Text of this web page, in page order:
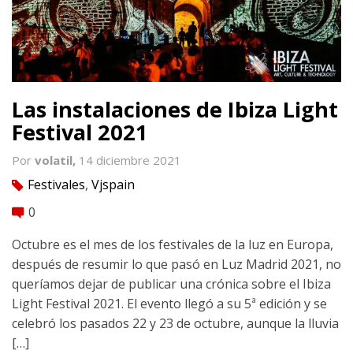
Las instalaciones de Ibiza Light
Festival 2021
Por volatil, 14 diciembre 2021
tag Festivales, Vjspain
comment 0
Octubre es el mes de los festivales de la luz en Europa,
después de resumir lo que pasó en Luz Madrid 2021, no
queríamos dejar de publicar una crónica sobre el Ibiza
Light Festival 2021. El evento llegó a su 5ª edición y se
celebró los pasados 22 y 23 de octubre, aunque la lluvia
[…]